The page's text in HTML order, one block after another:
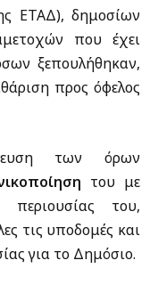
ΕΤΑΔ), δημοσίων
που έχει
ξεπουλήθηκαν,
προς όφελος
των όρων
του με
περιουσίας του,
τις υποδομές και
για το Δημόσιο.